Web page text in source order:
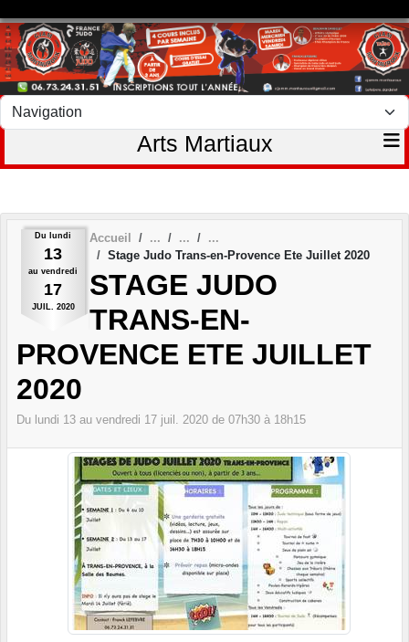
Arts Martiaux
Du lundi
13
au vendredi
17
JUIL. 2020
Accueil
Stage Judo Trans-en-Provence Ete Juillet 2020
STAGE JUDO
TRANS-EN-
PROVENCE ETE JUILLET
2020
Du lundi 13 au vendredi 17 juil. 2020 de 07h30 à 18h15